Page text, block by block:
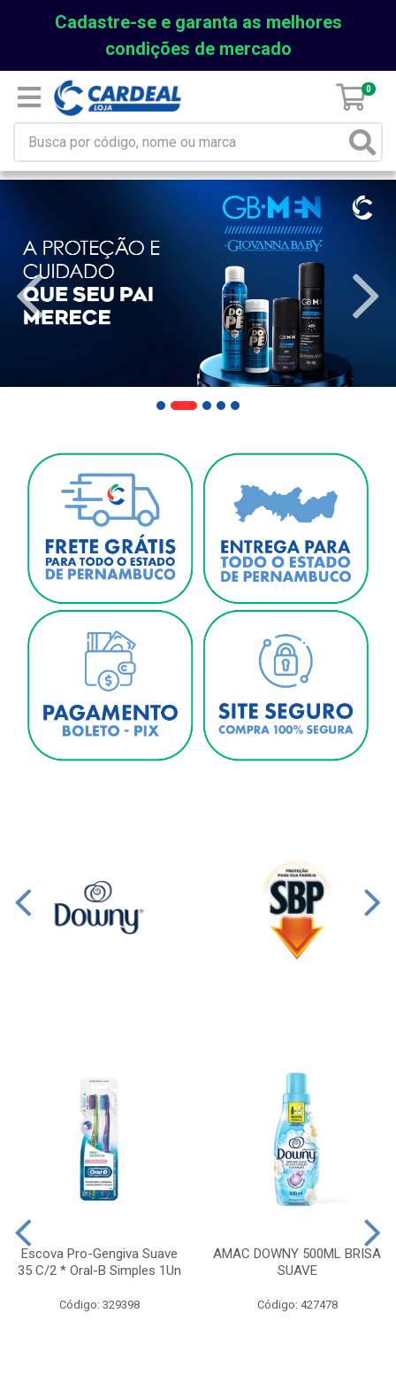
Cadastre-se e garanta as melhores
condições de mercado
0
Escova Pro-Gengiva Suave
35 C/2 * Oral-B Simples 1Un
Código: 329398
AMAC DOWNY 500ML BRISA
SUAVE
Código: 427478